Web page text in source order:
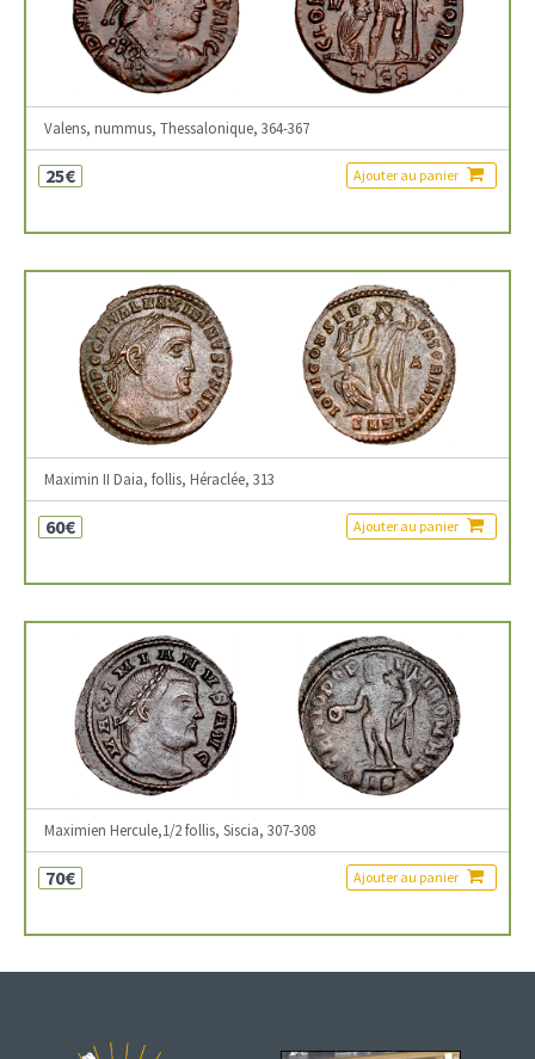
Valens, nummus, Thessalonique, 364-367
25€ Ajouter au panier
Maximin II Daia, follis, Héraclée, 313
60€ Ajouter au panier
Maximien Hercule,1/2 follis, Siscia, 307-308
70€ Ajouter au panier